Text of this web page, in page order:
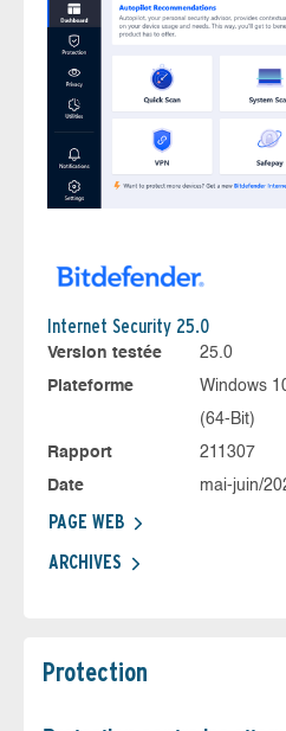
Internet Security 25.0
Version testée
25.0
Plateforme
Windows
(64-Bit)
Rapport
211307
Date
mai-juin/
PAGE WEB
ARCHIVES
Protection